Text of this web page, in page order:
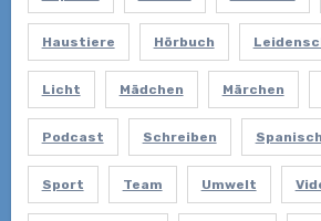
Haustiere Hörbuch
Licht Mädchen Märchen
Podcast Schreiben Spanisch
Sport Team Umwelt